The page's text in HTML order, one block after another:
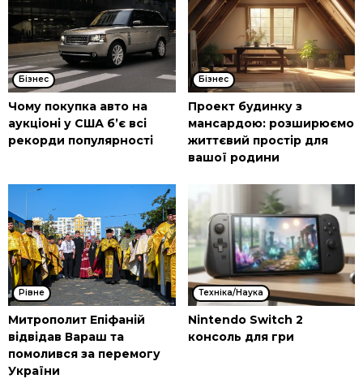
Бізнес
Чому покупка авто на
аукціоні у США б’є всі
рекорди популярності
Бізнес
Проект будинку з
мансардою: розширюємо
життєвий простір для
вашої родини
Рівне
Митрополит Епіфаній
відвідав Вараш та
помолився за перемогу
України
Техніка/Наука
Nintendo Switch 2
консоль для гри